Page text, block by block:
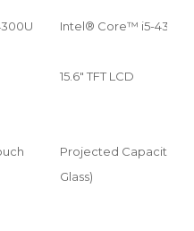
Intel® Core™ i5-4300U
15.6" TFT LCD
Projected Capacitive
Glass)